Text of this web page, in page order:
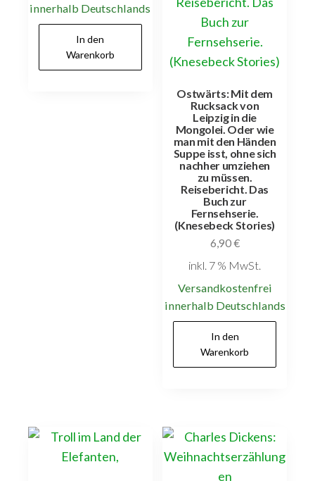
innerhalb Deutschlands
In den
Warenkorb
Ostwärts: Mit dem
Rucksack von
Leipzig in die
Mongolei. Oder wie
man mit den Händen
Suppe isst, ohne sich
nachher umziehen
zu müssen.
Reisebericht. Das
Buch zur
Fernsehserie.
(Knesebeck Stories)
6,90€
inkl. 7 % MwSt.
Versandkostenfrei
innerhalb Deutschlands
In den
Warenkorb